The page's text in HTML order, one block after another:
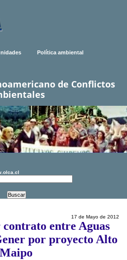
Política ambiental
de Conflictos
17 de Mayo de 2012
contrato entre Aguas
por proyecto Alto
Maipo